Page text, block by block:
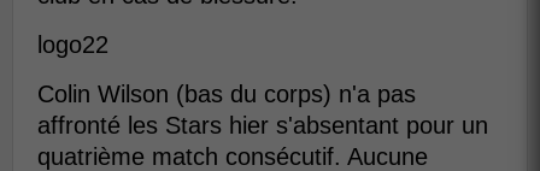
logo22
Colin Wilson (bas du corps) n'a pas
affronté les Stars hier s'absentant pour un
quatrième match consécutif. Aucune